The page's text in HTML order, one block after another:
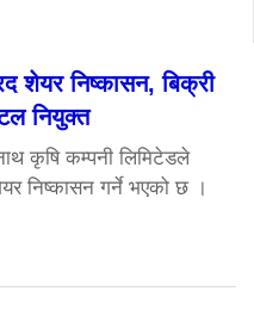
शेयर निष्कासन, बिक्री
नियुक्त
कृषि कम्पनी लिमिटेडले
निष्कासन गर्ने भएको छ ।